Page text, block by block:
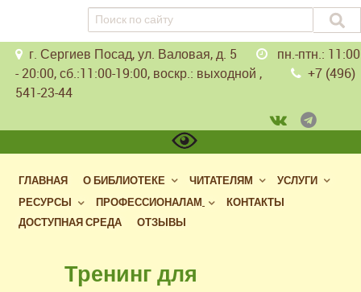
г. Сергиев Посад, ул. Валовая, д. 5
пн.-птн.: 11:00
- 20:00, сб.:11:00-19:00, воскр.: выходной ,
+7 (496)
541-23-44
ГЛАВНАЯ О БИБЛИОТЕКЕ ЧИТАТЕЛЯМ
УСЛУГИ
РЕСУРСЫ
ПРОФЕССИОНАЛАМ
КОНТАКТЫ
ДОСТУПНАЯ СРЕДА
ОТЗЫВЫ
Бесплатный доступ
Тренинг для